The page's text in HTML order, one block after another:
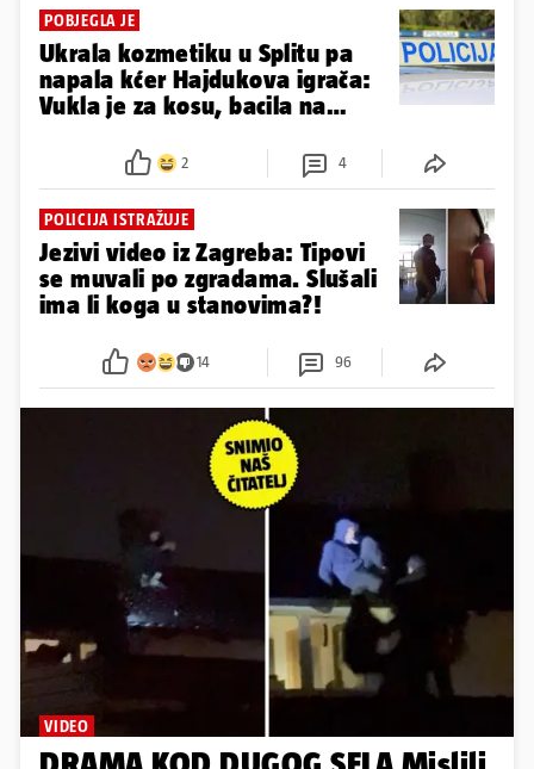
POBJEGLA JE
Ukrala kozmetiku u Splitu pa
napala kćer Hajdukova igrača:
Vukla je za kosu, bacila na
2 4
POLICIJA ISTRAŽUJE
Jezivi video iz Zagreba: Tipovi
se muvali po zgradama. Slušali
ima li koga u stanovima?!
14 96
VIDEO